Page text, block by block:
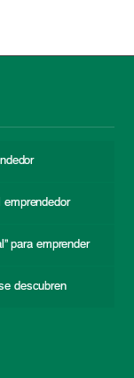
para emprender
descubren